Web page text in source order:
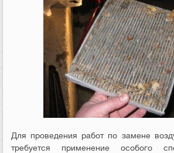
Для проведения работ по замене
требуется применение особого